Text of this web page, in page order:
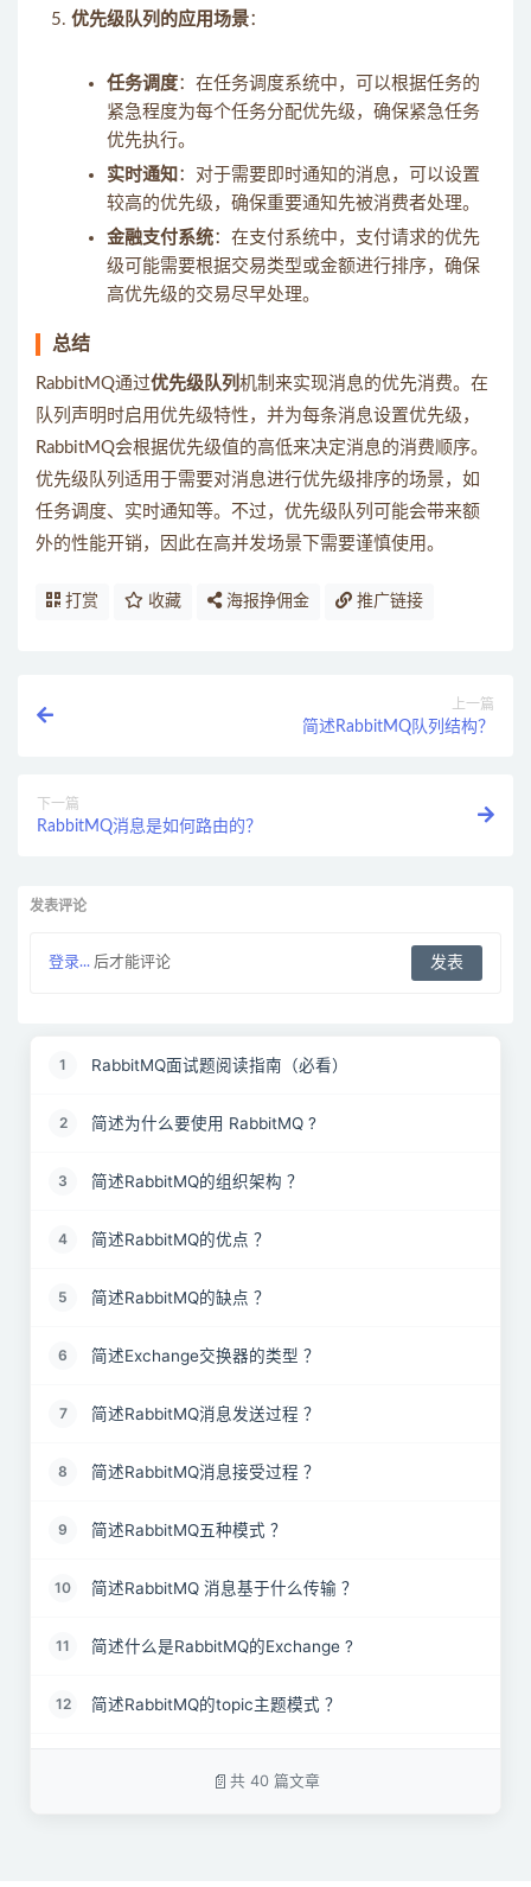
优先级队列的应用场景：
任务调度：在任务调度系统中，可以根据任务的
紧急程度为每个任务分配优先级，确保紧急任务
优先执行。
实时通知 ：对于需要即时通知的消息，可以设置
较高的优先级，确保重要通知先被消费者处理。
金融支付系统：在支付系统中，支付请求的优先
级可能需要根据交易类型或金额进行排序，确保
高优先级的交易尽早处理。
总结
RabbitMQ通过优先级队列 机制来实现消息的优先消费。在
队列声明时启用优先级特性，并为每条消息设置优先级，
RabbitMQ会根据优先级值的高低来决定消息的消费顺序。
优先级队列适用于需要对消息进行优先级排序的场景，如
任务调度、实时通知等。不过，优先级队列可能会带来额
外的性能开销，因此在高并发场景下需要谨慎使用。
打赏 收藏 海报挣佣金 推广链接
上一篇
简述RabbitMQ队列结构？
下一篇
RabbitMQ消息是如何路由的？
发表评论
登录... 后才能评论
1 RabbitMQ面试题阅读指南（必看）
2 简述为什么要使用 RabbitMQ ?
3 简述RabbitMQ的组织架构 ？
4 简述RabbitMQ的优点 ？
5 简述RabbitMQ的缺点 ？
6 简述Exchange交换器的类型 ？
7 简述RabbitMQ消息发送过程 ？
8 简述RabbitMQ消息接受过程 ？
9 简述RabbitMQ五种模式 ？
10 简述RabbitMQ 消息基于什么传输 ？
11 简述什么是RabbitMQ的Exchange ?
12 简述RabbitMQ的topic主题模式 ？
共 40 篇文章